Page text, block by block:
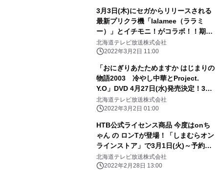
3月3日(木)にセガからリリースされる
最新プリクラ機「lalamee（ララミ
ー）」とイチモニ！がコラボ！！期間
限定で使えるonちゃんスタンプもでき
ました！期間限定で１プレイ無料も！
北海道テレビ放送株式会社
2022年3月2日 11:00
「おにぎりあたためますか はじまりの
物語2003 冷やし中華とProject.
Y.O」DVD 4月27日(水)発売決定！3月
2日(水)より予約開始／「豚一家」
2003年スタート当初の映像が禁断の
DVD化！
北海道テレビ放送株式会社
2022年3月2日 01:00
HTB公式ライセンス商品 今度はonち
ゃん の ロンTが登場！「しまむらオン
ラインストア」で3月1日(火)～予約販
売決定！
北海道テレビ放送株式会社
2022年2月28日 13:00